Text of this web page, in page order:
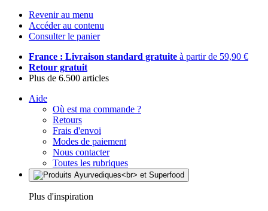
Revenir au menu
Accéder au contenu
Consulter le panier
France : Livraison standard gratuite à partir de 59,90 €
Retour gratuit
Plus de 6.500 articles
Aide
Où est ma commande ?
Retours
Frais d'envoi
Modes de paiement
Nous contacter
Toutes les rubriques
Plus d'inspiration